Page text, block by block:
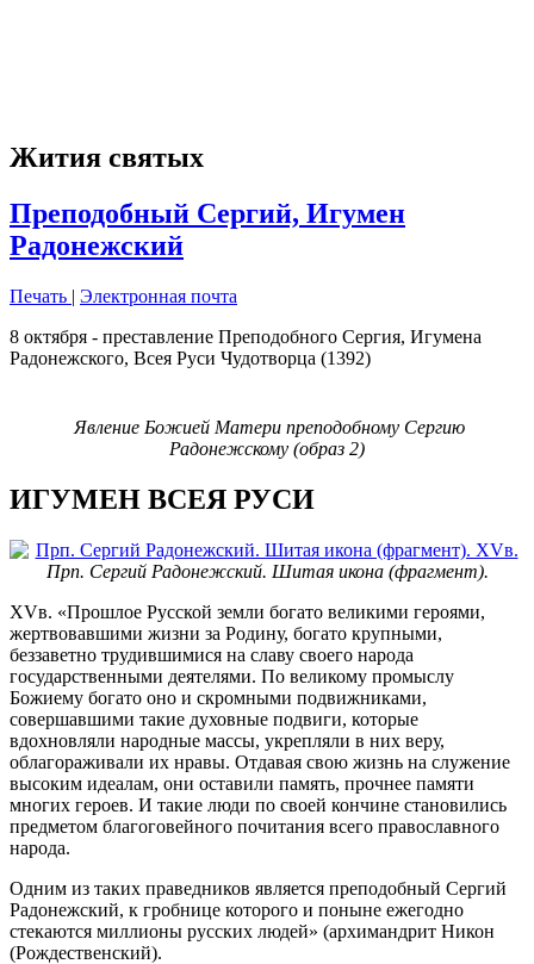
Жития святых
Преподобный Сергий, Игумен
Радонежский
Печать | Электронная почта
8 октября - преставление Преподобного Сергия, Игумена
Радонежского, Всея Руси Чудотворца (1392)
Явление Божией Матери преподобному Сергию
Радонежскому (образ 2)
ИГУМЕН ВСЕЯ РУСИ
Прп. Сергий Радонежский. Шитая икона (фрагмент).
XVв. «Прошлое Русской земли богато великими героями,
жертвовавшими жизни за Родину, богато крупными,
беззаветно трудившимися на славу своего народа
государственными деятелями. По великому промыслу
Божиему богато оно и скромными подвижниками,
совершавшими такие духовные подвиги, которые
вдохновляли народные массы, укрепляли в них веру,
облагораживали их нравы. Отдавая свою жизнь на служение
высоким идеалам, они оставили память, прочнее памяти
многих героев. И такие люди по своей кончине становились
предметом благоговейного почитания всего православного
народа.
Одним из таких праведников является преподобный Сергий
Радонежский, к гробнице которого и поныне ежегодно
стекаются миллионы русских людей» (архимандрит Никон
(Рождественский).